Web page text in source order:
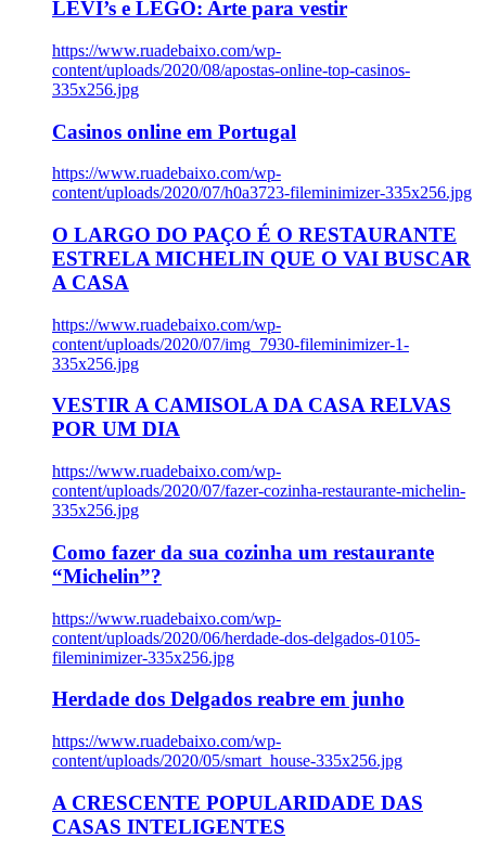
LEVI’s e LEGO: Arte para vestir
https://www.ruadebaixo.com/wp-
content/uploads/2020/08/apostas-online-top-casinos-
335x256.jpg
Casinos online em Portugal
https://www.ruadebaixo.com/wp-
content/uploads/2020/07/h0a3723-fileminimizer-335x256.jpg
O LARGO DO PAÇO É O RESTAURANTE
ESTRELA MICHELIN QUE O VAI BUSCAR
A CASA
https://www.ruadebaixo.com/wp-
content/uploads/2020/07/img_7930-fileminimizer-1-
335x256.jpg
VESTIR A CAMISOLA DA CASA RELVAS
POR UM DIA
https://www.ruadebaixo.com/wp-
content/uploads/2020/07/fazer-cozinha-restaurante-michelin-
335x256.jpg
Como fazer da sua cozinha um restaurante
“Michelin”?
https://www.ruadebaixo.com/wp-
content/uploads/2020/06/herdade-dos-delgados-0105-
fileminimizer-335x256.jpg
Herdade dos Delgados reabre em junho
https://www.ruadebaixo.com/wp-
content/uploads/2020/05/smart_house-335x256.jpg
A CRESCENTE POPULARIDADE DAS
CASAS INTELIGENTES